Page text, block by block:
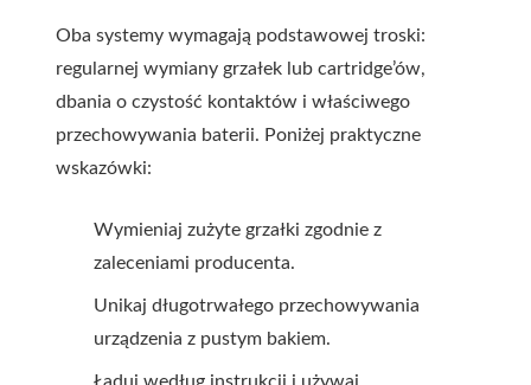
Oba systemy wymagają podstawowej troski:
regularnej wymiany grzałek lub cartridge’ów,
dbania o czystość kontaktów i właściwego
przechowywania baterii. Poniżej praktyczne
wskazówki:
Wymieniaj zużyte grzałki zgodnie z
zaleceniami producenta.
Unikaj długotrwałego przechowywania
urządzenia z pustym bakiem.